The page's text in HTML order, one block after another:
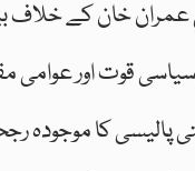
عمران خان کے خلاف
قوت اور عوامی
پالیسی کا موجودہ